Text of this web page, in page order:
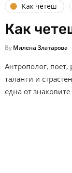
Как четеш
Как
By Милена Златарова
Антрополог, поет,
таланти и
една от